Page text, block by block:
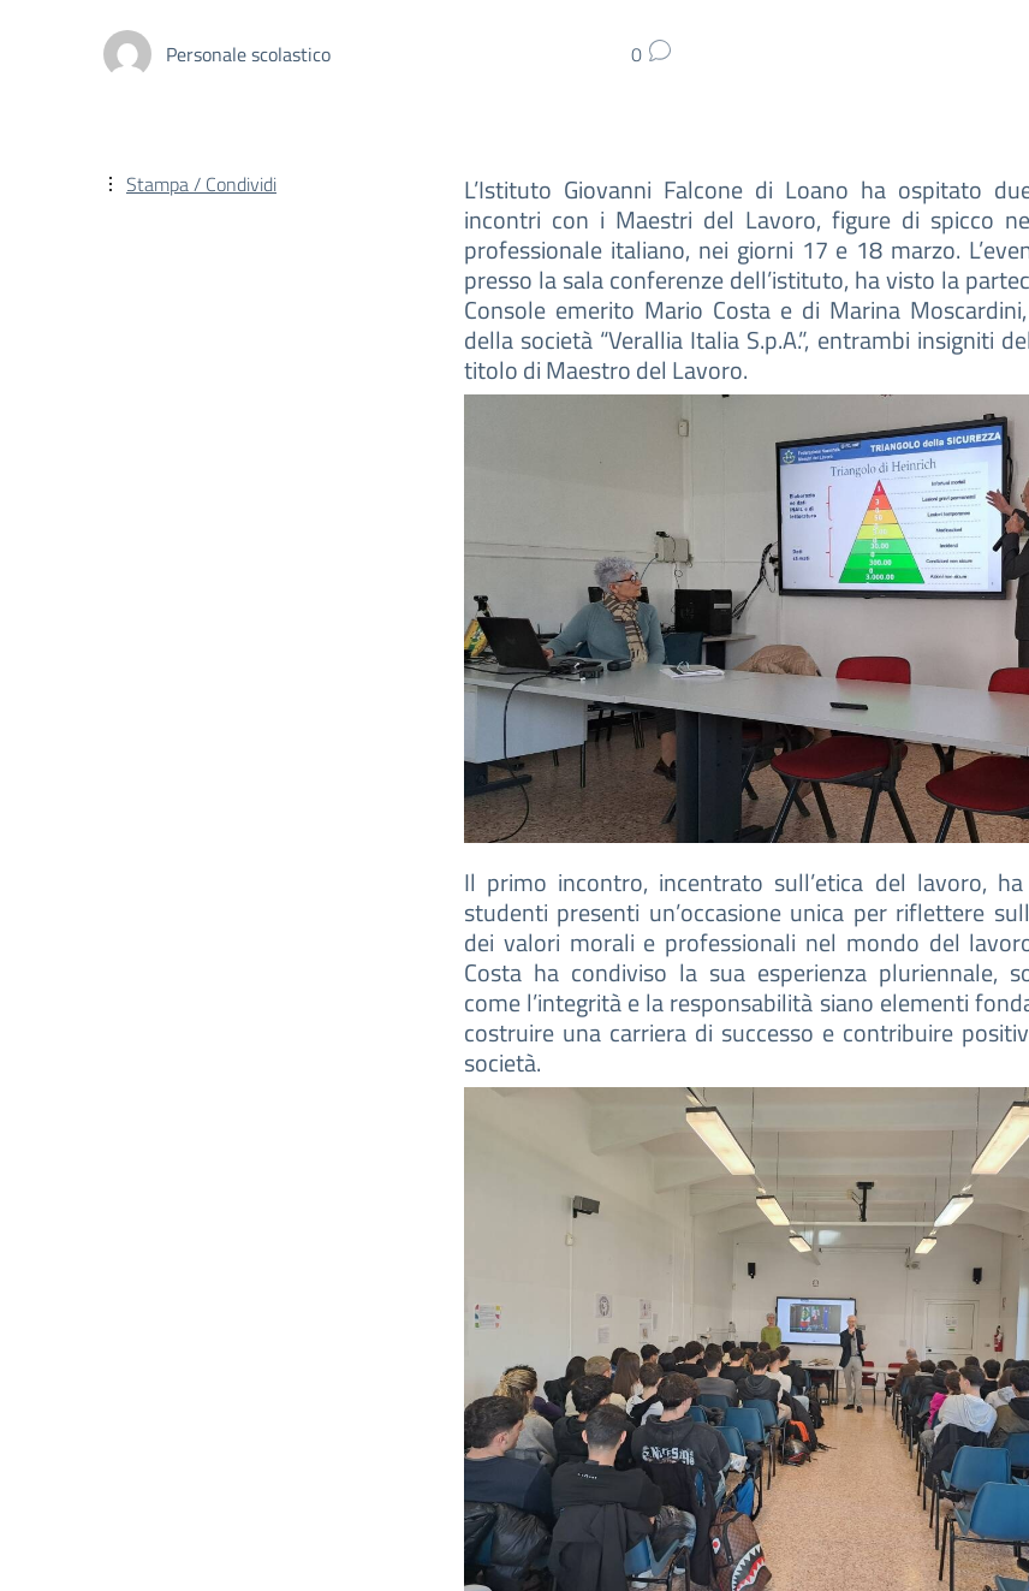
Personale scolastico 0
L’Istituto Giovanni Falcone di Loano ha ospitato
incontri con i Maestri del Lavoro, figure di spicco
professionale italiano, nei giorni 17 e 18 marzo.
presso la sala conferenze dell’istituto, ha visto la
Console emerito Mario Costa e di Marina
della società “Verallia Italia S.p.A.”, entrambi insigniti
titolo di Maestro del Lavoro.
Il primo incontro, incentrato sull’etica del lavoro,
studenti presenti un’occasione unica per riflettere
dei valori morali e professionali nel mondo del
Costa ha condiviso la sua esperienza pluriennale,
come l’integrità e la responsabilità siano elementi
costruire una carriera di successo e contribuire
società.
Stampa / Condividi